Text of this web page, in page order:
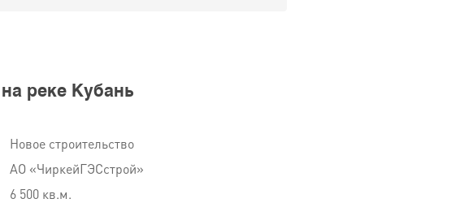
реке Кубань
Новое строительство
АО «ЧиркейГЭСстрой»
6 500 кв.м.